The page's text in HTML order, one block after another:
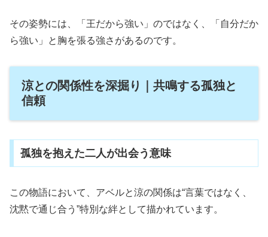
その姿勢には、「王だから強い」のではなく、「自分だか
ら強い」と胸を張る強さがあるのです。
涼との関係性を深掘り｜共鳴する孤独と
信頼
孤独を抱えた二人が出会う意味
この物語において、アベルと涼の関係は“言葉ではなく、
沈黙で通じ合う”特別な絆として描かれています。